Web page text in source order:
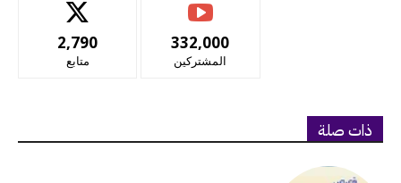
2,790
متابع
332,000
المشتركين
ذات صلة